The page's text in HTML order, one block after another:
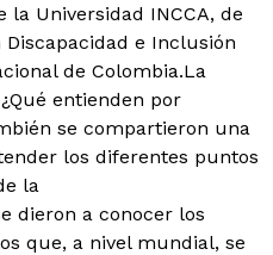
Universidad INCCA, de
e Inclusión
de Colombia.La
entienden por
se compartieron una
los diferentes puntos
la
dieron a conocer los
que, a nivel mundial, se